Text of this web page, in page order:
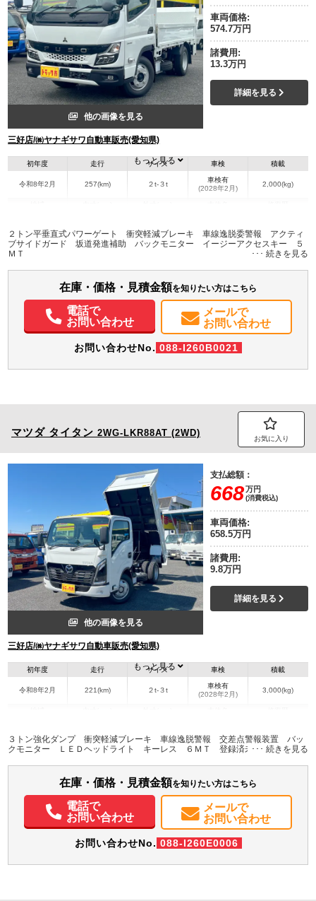
他の画像を見る
三好店/㈱ヤナギサワ自動車販売(愛知県)
車両価格:
574.7万円
諸費用:
13.3万円
詳細を見る
初年度
令和8年2月
走行
257(km)
サイズ
２t-３t
車検
車検有
(2028年2月)
積載
2,000(kg)
愛知県
W:1,600
H:380
W:1,690
H:1,970
無
パワステ パワーウィンドウ ABS エアバッグ
集中ドアロック
電動格納ミラー
バックモニター メンテナンスノート（保証書）
もっと見る
２トン平垂直式パワーゲート 衝突軽減ブレーキ 車線逸脱委警報 アクティ
ブサイドガード 坂道発進補助 バックモニター イージーアクセスキー ５
ＭＴ
在庫・価格・見積金額を知りたい方はこちら
電話で
お問い合わせ
メールで
お問い合わせ
お問い合わせNo. 088-I260B0021
マツダ タイタン 2WG-LKR88AT (2WD)
お気に入り
他の画像を見る
三好店/㈱ヤナギサワ自動車販売(愛知県)
支払総額：
668万円
(消費税込)
車両価格:
658.5万円
諸費用:
9.8万円
詳細を見る
初年度
令和8年2月
走行
221(km)
サイズ
２t-３t
車検
車検有
(2028年2月)
積載
3,000(kg)
愛知県
W:1,610
H:370
W:1,690
H:1,980
無
パワーウィンドウ ABS
電動格納ミラー
ETC バックモニター
取扱説明書（一部含む）
メンテナンスノート（保証書）
もっと見る
３トン強化ダンプ 衝突軽減ブレーキ 車線逸脱警報 交差点警報装置 バッ
クモニター ＬＥＤヘッドライト キーレス ６ＭＴ 登録済未使用車
在庫・価格・見積金額を知りたい方はこちら
電話で
お問い合わせ
メールで
お問い合わせ
お問い合わせNo. 088-I260E0006